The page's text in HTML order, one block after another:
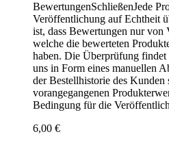
BewertungenSchließenJede
Veröffentlichung auf Echtheit
ist, dass Bewertungen nur von
welche die bewerteten
haben. Die Überprüfung
uns in Form eines manuellen
der Bestellhistorie des Kunden
vorangegangenen
Bedingung für die
6,00 €